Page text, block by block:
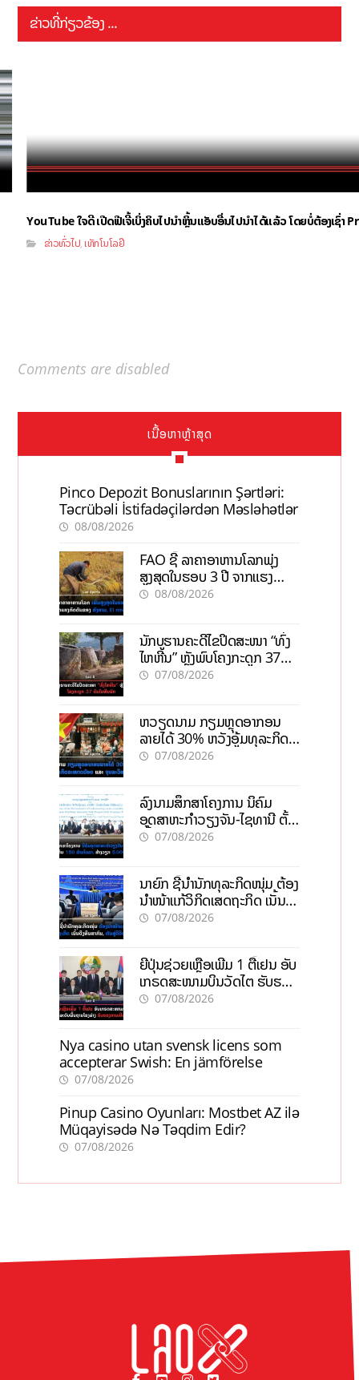
ຂ່າວທີ່ກ່ຽວຂ້ອງ ...
YouTube ໃຈດີ ເປີດຟີເຈີ້ເບິ່ງຄິບໄປນຳຫຼິ້ນແອັບອື່ນໄປນຳໄດ້ແລ້ວ ໂດຍບໍ່ຕ້ອງເຊົ່າ
ຂ່າວທົ່ວໄປ ,ເທັກໂນໂລຢີ
Comments are disabled
ເນື້ອຫາຫຼ້າສຸດ
Pinco Depozit Bonuslarının Şərtləri:
Təcrübəli İstifadəçilərdən Məsləhətlər
08/08/2026
FAO ຊີ້ ລາຄາອາຫານໂລກພຸ່ງ
ສູງສຸດໃນຮອບ 3 ປີ ຈາກແຮງ
ກົດດັນຂອງສົງຄາມ, El nino
08/08/2026
ນັກບູຮານຄະດີໄຂປິດສະໜາ “ທົ່ງ
ໄຫຫີນ” ຫຼັງພົບໂຄງກະດູກ 37
ຄົນໃນຫີນຍັກ
07/08/2026
ຫວຽດນາມ ກຽມຫຼຸດອາກອນ
ລາຍໄດ້ 30% ຫວັງອູ້ມທຸລະກິດ
ຂະໜາດນ້ອຍ ແລະ ຈຸນລະ
07/08/2026
ລົງນາມສຶກສາໂຄງການ ນິຄົມ
ອຸດສາຫະກຳວຽງຈັນ-ໄຊທານີ ຕັ້ງ
ເປົ້າດຶງທຶນ 150 ລ້ານໂດລາ, ສ້າງ
07/08/2026
ນາຍົກ ຊີ້ນຳນັກທຸລະກິດໜຸ່ມ ຕ້ອງ
ນຳໜ້າແກ້ວິກິດເສດຖະກິດ ເນັ້ນດຶງ
ທຶນສາກົນ, ຫັນສູ່ດິຈິຕອນ
07/08/2026
ຍີ່ປຸ່ນຊ່ວຍເຫຼືອເພີ່ມ 1 ຕື້ເຢນ ອັບ
ເກຣດສະໜາມບິນວັດໄຕ ຮັບຮອງ
ການເຕີບໂຕ
07/08/2026
Nya casino utan svensk licens som
accepterar Swish: En jämförelse
07/08/2026
Pinup Casino Oyunları: Mostbet AZ ilə
Müqayisədə Nə Təqdim Edir?
07/08/2026